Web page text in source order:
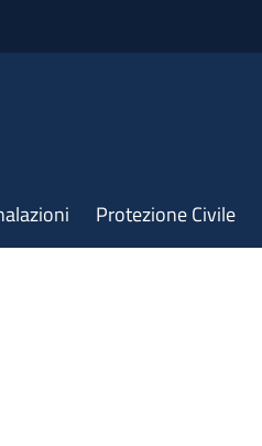
Protezione Civile